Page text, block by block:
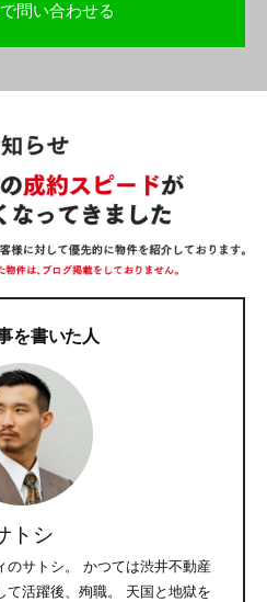
問い合わせる
を書いた人
トシ
のサトシ。 かつては渋井不動産
て活躍後、殉職。 天国と地獄を